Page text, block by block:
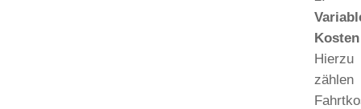
Kosten
Hierzu
zählen